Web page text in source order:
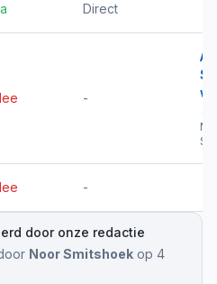
Direct
-
→
-
door onze redactie
Noor Smitshoekop 4